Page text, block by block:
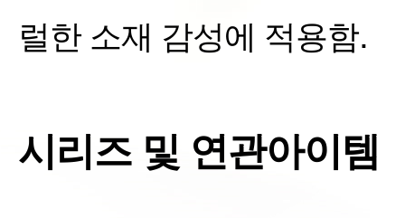
럴한 소재 감성에 적용함.
시리즈 및 연관아이템